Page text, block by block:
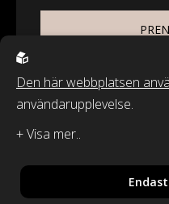
Wasa
Sphinxly,
Den här webbplatsen
användarupplevelse.